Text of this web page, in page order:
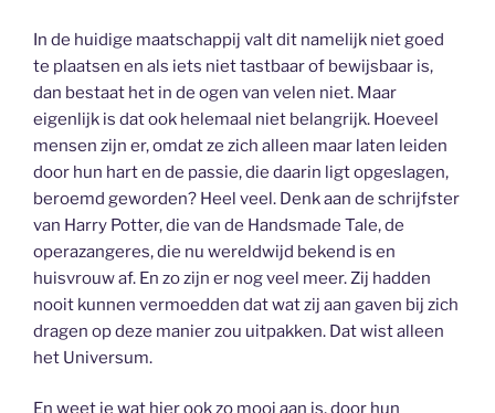
In de huidige maatschappij valt dit namelijk niet goed
te plaatsen en als iets niet tastbaar of bewijsbaar is,
dan bestaat het in de ogen van velen niet. Maar
eigenlijk is dat ook helemaal niet belangrijk. Hoeveel
mensen zijn er, omdat ze zich alleen maar laten leiden
door hun hart en de passie, die daarin ligt opgeslagen,
beroemd geworden? Heel veel. Denk aan de schrijfster
van Harry Potter, die van de Handsmade Tale, de
operazangeres, die nu wereldwijd bekend is en
huisvrouw af. En zo zijn er nog veel meer. Zij hadden
nooit kunnen vermoedden dat wat zij aan gaven bij zich
dragen op deze manier zou uitpakken. Dat wist alleen
het Universum.
En weet je wat hier ook zo mooi aan is, door hun